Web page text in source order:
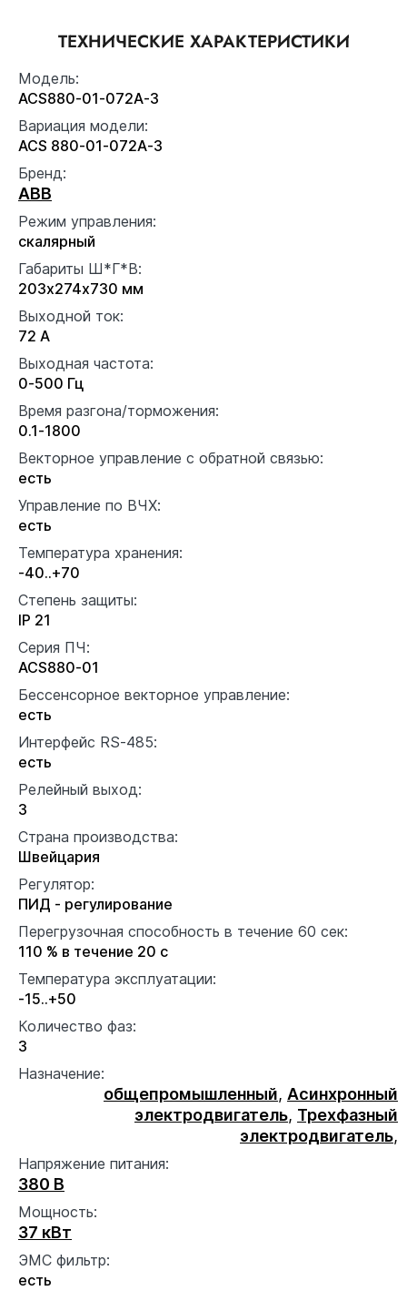
ТЕХНИЧЕСКИЕ ХАРАКТЕРИСТИКИ
Модель:
ACS880-01-072A-3
Вариация модели:
ACS 880-01-072A-3
Бренд:
ABB
Режим управления:
скалярный
Габариты Ш*Г*В:
203x274x730 мм
Выходной ток:
72 А
Выходная частота:
0-500 Гц
Время разгона/торможения:
0.1-1800
Векторное управление с обратной связью:
есть
Управление по ВЧХ:
есть
Температура хранения:
-40..+70
Степень защиты:
IP 21
Серия ПЧ:
ACS880-01
Бессенсорное векторное управление:
есть
Интерфейс RS-485:
есть
Релейный выход:
3
Страна производства:
Швейцария
Регулятор:
ПИД - регулирование
Перегрузочная способность в течение 60 сек:
110 % в течение 20 с
Температура эксплуатации:
-15..+50
Количество фаз:
3
Назначение:
общепромышленный, Асинхронный
электродвигатель, Трехфазный
электродвигатель,
Напряжение питания:
380 В
Мощность:
37 кВт
ЭМС фильтр:
есть